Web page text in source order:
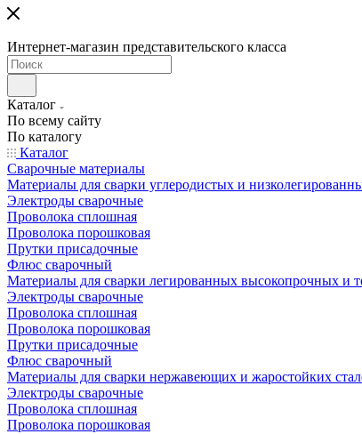
Интернет-магазин представительского класса
Каталог
По всему сайту
По каталогу
Каталог
Сварочные материалы
Материалы для сварки углеродистых и
Электроды сварочные
Проволока сплошная
Проволока порошковая
Прутки присадочные
Флюс сварочный
Материалы для сварки легированных высокопрочных и
Электроды сварочные
Проволока сплошная
Проволока порошковая
Прутки присадочные
Флюс сварочный
Материалы для сварки нержавеющих и жаростойких
Электроды сварочные
Проволока сплошная
Проволока порошковая